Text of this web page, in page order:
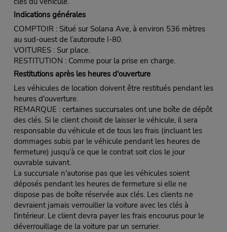
Indications générales
COMPTOIR : Situé sur Solana Ave, à environ 536 mètres
au sud-ouest de l’autoroute I-80.
VOITURES : Sur place.
RESTITUTION : Comme pour la prise en charge.
Restitutions après les heures d'ouverture
Les véhicules de location doivent être restitués pendant les
heures d'ouverture.
REMARQUE : certaines succursales ont une boîte de dépôt
des clés. Si le client choisit de laisser le véhicule, il sera
responsable du véhicule et de tous les frais (incluant les
dommages subis par le véhicule pendant les heures de
fermeture) jusqu’à ce que le contrat soit clos le jour
ouvrable suivant.
La succursale n'autorise pas que les véhicules soient
déposés pendant les heures de fermeture si elle ne
dispose pas de boîte réservée aux clés. Les clients ne
devraient jamais verrouiller la voiture avec les clés à
l'intérieur. Le client devra payer les frais encourus pour le
déverrouillage de la voiture par un serrurier.